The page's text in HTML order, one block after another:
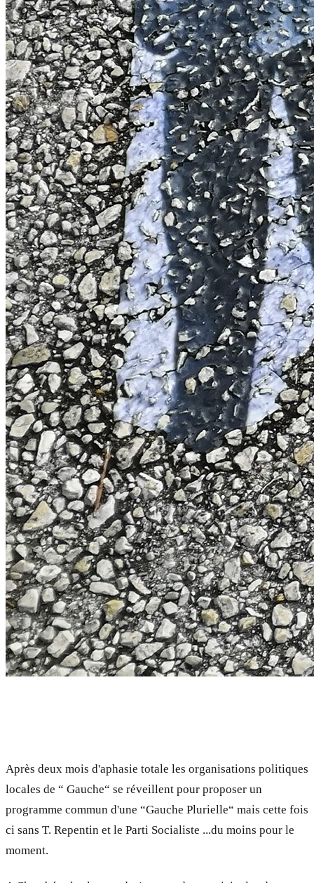
Après deux mois d'aphasie totale les organisations politiques
locales de “ Gauche“ se réveillent pour proposer un
programme commun d'une “Gauche Plurielle“ mais cette fois
ci sans T. Repentin et le Parti Socialiste ...du moins pour le
moment.